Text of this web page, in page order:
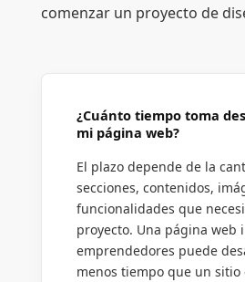
comenzar un proyecto de
¿Cuánto tiempo toma
mi página web?
El plazo depende de la
secciones, contenidos,
funcionalidades que
proyecto. Una página web
emprendedores puede
menos tiempo que un sitio